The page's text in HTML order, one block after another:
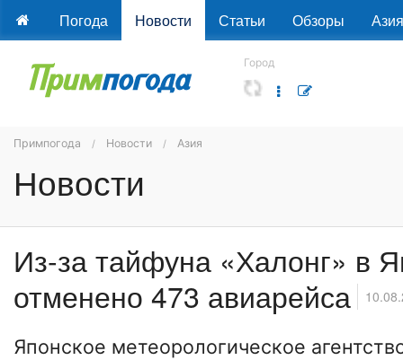
Погода Новости Статьи Обзоры Азия
Город
Примпогода Новости Азия
Новости
Из-за тайфуна «Халонг» в
отменено 473 авиарейса
Японское метеорологическое